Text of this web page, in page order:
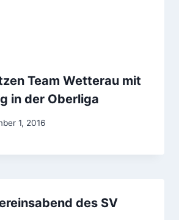
Team Wetterau mit
in der Oberliga
1, 2016
des SV